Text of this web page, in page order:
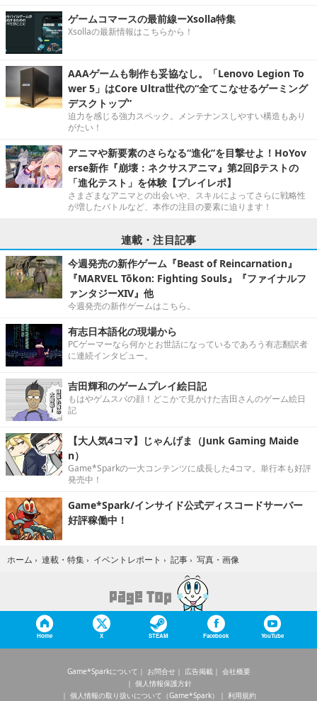
ゲームコマースの最前線ーXsolla特集
Xsollaの最新情報はこちらから！
AAAゲームも制作も妥協なし。「Lenovo Legion To
wer 5」はCore Ultra世代の“全てこなせるゲーミング
デスクトップ”
迫力を感じる強力スペック。メンテナンスしやすい構造もあり
がたい！
アニマや新要素のさらなる“進化”を目撃せよ！HoYov
erse新作『崩壊：ネクサスアニマ』第2回βテストの
「進化テスト」を体験【プレイレポ】
さまざまなアニマとの出会いや、スキルによってさらに戦略性
が増したバトルなど、本作の注目の要素に迫ります！
連載・注目記事
今週発売の新作ゲーム『Beast of Reincarnation』
『MARVEL Tōkon: Fighting Souls』『ファイナルフ
ァンタジーXIV』他
今週発売の新作ゲームはこちら。
有志日本語化の現場から
PCゲーマーなら何かとお世話になっているであろう有志翻訳者
に連続インタビュー。
吉田輝和のゲームプレイ絵日記
もはやゲムスパの顔！どこかで見かけた吉田さんのゲーム絵日
記
【大人気4コマ】じゃんげま（Junk Gaming Maide
n）
Game*Sparkの一大コンテンツに成長した4コマ。単行本も好評
発売中！
Game*Spark/インサイド公式ディスコードサーバー
好評稼働中！
ホーム › 連載・特集 › イベントレポート › 記事 › 写真・画像
Home X STEAM Facebook YouTube
Game*Sparkについて お問合せ 広告掲載
会社概要
個人情報保護方針
個人情報の取り扱いについて（Game*Spark）
利用規約